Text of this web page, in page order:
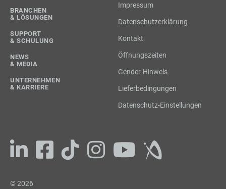
BRANCHEN
& LÖSUNGEN
SUPPORT
& SCHULUNG
NEWS
& MEDIA
UNTERNEHMEN
& KARRIERE
Impressum
Datenschutzerklärung
Kontakt
Öffnungszeiten
Gender-Hinweis
Lieferbedingungen
Datenschutz-Einstellungen
© 2026